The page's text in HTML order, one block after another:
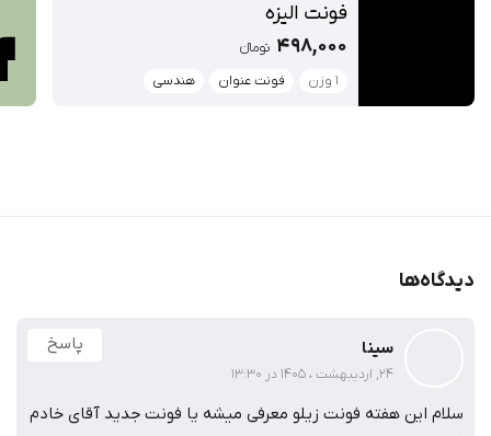
فونت الیزه
498,000 تومان‫ء‬‫
1 وزن
فونت عنوان هندسی
دیدگاه‌ها
سینا
24, اردیبهشت ، 1405 در 13:30
پاسخ
سلام این هفته فونت زیلو معرفی میشه یا فونت جدید آقای خادم